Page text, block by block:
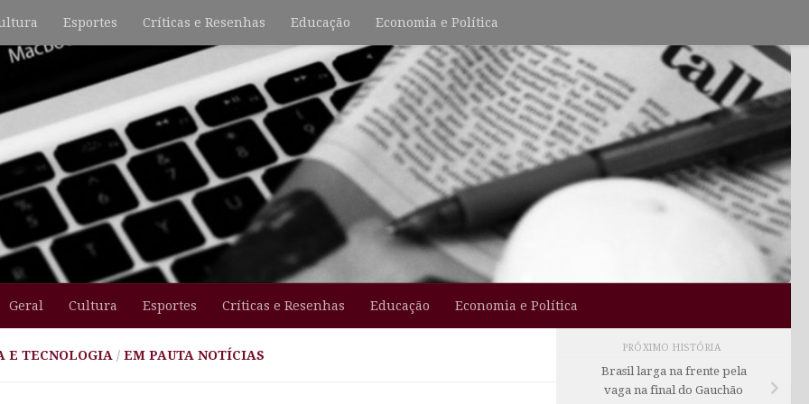
Esportes Críticas e Resenhas Educação Economia e Política
Geral Cultura Esportes Críticas e Resenhas Educação Economia e Política
E TECNOLOGIA / EM PAUTA NOTÍCIAS
PRÓXIMO HISTÓRIA
Brasil larga na frente pela
vaga na final do Gauchão